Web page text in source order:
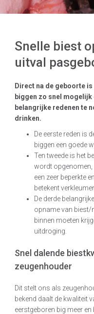
Snelle biest
uitval
Direct na de geboorte
biggen zo snel
belangrijke redenen te
drinken.
De eerste reden is
biggen een goede
Ten tweede is het
wordt opgenomen,
een zeer beperkte
betekent
De derde
opname van biest/
binnen moeten
uitdroging.
Snel dalende
zeugenhouder
Dit stelt ons als
bekend daalt de kwaliteit
eerstgeboren big meer